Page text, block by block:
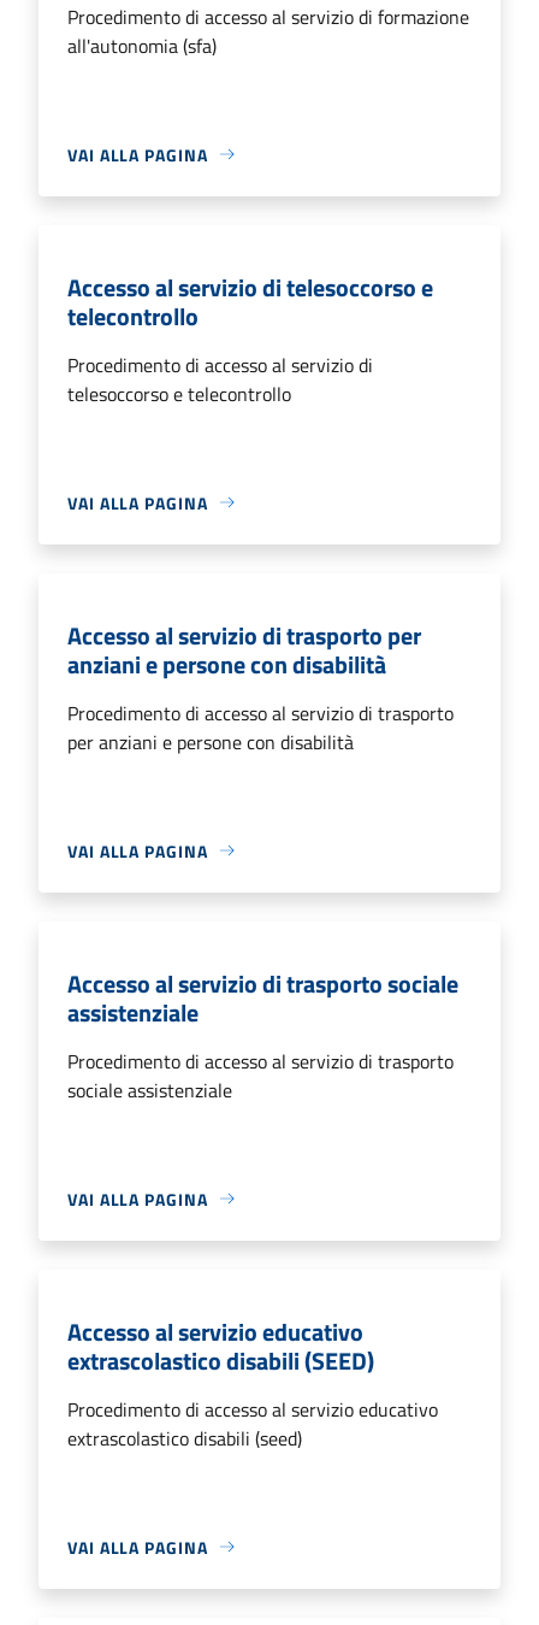
Procedimento di accesso al servizio di formazione
all'autonomia (sfa)
VAI ALLA PAGINA
Accesso al servizio di telesoccorso e
telecontrollo
Procedimento di accesso al servizio di
telesoccorso e telecontrollo
VAI ALLA PAGINA
Accesso al servizio di trasporto per
anziani e persone con disabilità
Procedimento di accesso al servizio di trasporto
per anziani e persone con disabilità
VAI ALLA PAGINA
Accesso al servizio di trasporto sociale
assistenziale
Procedimento di accesso al servizio di trasporto
sociale assistenziale
VAI ALLA PAGINA
Accesso al servizio educativo
extrascolastico disabili (SEED)
Procedimento di accesso al servizio educativo
extrascolastico disabili (seed)
VAI ALLA PAGINA